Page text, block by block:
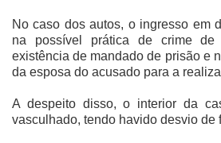
No caso dos autos, o ingresso em
na possível prática de crime de
existência de mandado de prisão e
da esposa do acusado para a
A despeito disso, o interior da
vasculhado, tendo havido desvio de